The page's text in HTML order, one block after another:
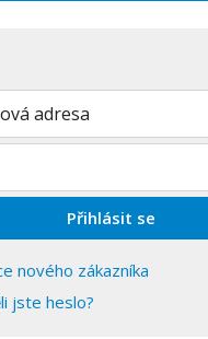
nového zákazníka
jste heslo?